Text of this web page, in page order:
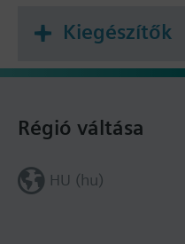
Kiegészítők
Régió váltása
HU (hu)